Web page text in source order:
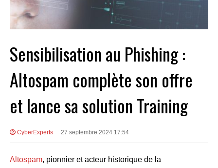
Sensibilisation au Phishing :
Altospam complète son offre
et lance sa solution Training
CyberExperts 27 septembre 2024 17:54
Altospam, pionnier et acteur historique de la